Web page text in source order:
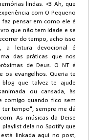
lindas. <3 Ah, que
com O Pequeno
faz pensar em como ele é
que não tem idade e se
do tempo, acho isso
a leitura devocional é
das práticas que nos
de Deus. O NT é
os evangelhos. Queria te
que talvez te ajude
ou cansada, às
comigo quando fico sem
ter tempo", sempre me dá
As músicas da Deise
dela no Spotify que
linkada aqui no post,